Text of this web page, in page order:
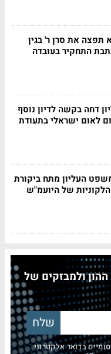
תפצה את סרן ר' בגין
התחקיר בעובדה
דחה בקשה לדיון נוסף
לאום ישראלי בתעודת
העליון מתח ביקורת
של היועמ"ש
ולמבזקים של
בדואר אלקטרוני